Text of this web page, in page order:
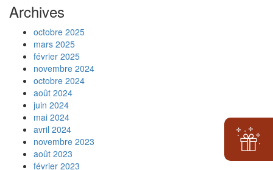
Archives
octobre 2025
mars 2025
février 2025
novembre 2024
octobre 2024
août 2024
juin 2024
mai 2024
avril 2024
novembre 2023
août 2023
février 2023